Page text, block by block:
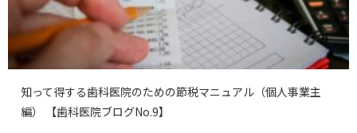
知って得する歯科医院のための節税マニュアル（個人事業主
編） 【歯科医院ブログNo.9】